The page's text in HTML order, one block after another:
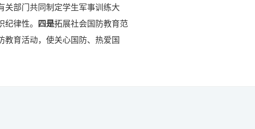
关部门共同制定学生军事训练大
律性。 四是拓展社会国防教育范
教育活动，使关心国防、热爱国